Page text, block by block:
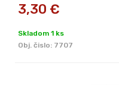
3,30 €
Skladom 1 ks
Obj. čislo: 7707